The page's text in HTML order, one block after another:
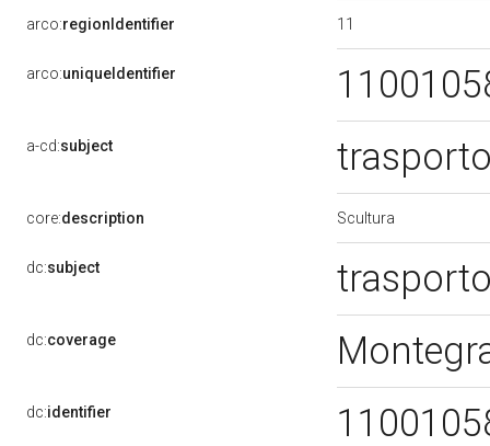
arco:regionIdentifier 11
arco:uniqueIdentifier
a-cd:subject
core:description Scultura
dc:subject
dc:coverage
dc:identifier